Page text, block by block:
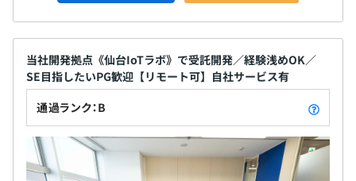
当社開発拠点《仙台IoTラボ》で受託開発／経験浅めOK／
SE目指したいPG歓迎【リモート可】自社サービス有
通過ランク：B